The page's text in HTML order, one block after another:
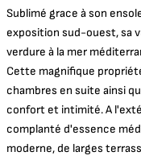
Sublimé grace à son
exposition sud-ouest, sa
verdure à la mer
Cette magnifique
chambres en suite ainsi
confort et intimité. A
complanté d'essence
moderne, de larges